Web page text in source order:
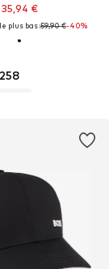
35,94 €
plus bas :59,90 €-40%